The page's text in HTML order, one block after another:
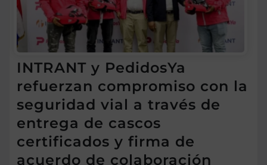
INTRANT y PedidosYa
refuerzan compromiso con la
seguridad vial a través de
entrega de cascos
certificados y firma de
acuerdo de colaboración